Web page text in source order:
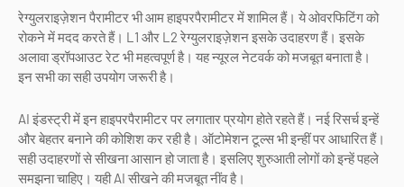
रेग्युलराइज़ेशन पैरामीटर भी आम हाइपरपैरामीटर में शामिल हैं। ये ओवरफिटिंग को
रोकने में मदद करते हैं। L1 और L2 रेग्युलराइज़ेशन इसके उदाहरण हैं। इसके
अलावा ड्रॉपआउट रेट भी महत्वपूर्ण है। यह न्यूरल नेटवर्क को मजबूत बनाता है।
इन सभी का सही उपयोग जरूरी है।
AI इंडस्ट्री में इन हाइपरपैरामीटर पर लगातार प्रयोग होते रहते हैं। नई रिसर्च इन्हें
और बेहतर बनाने की कोशिश कर रही है। ऑटोमेशन टूल्स भी इन्हीं पर आधारित हैं।
सही उदाहरणों से सीखना आसान हो जाता है। इसलिए शुरुआती लोगों को इन्हें पहले
समझना चाहिए। यही AI सीखने की मजबूत नींव है।